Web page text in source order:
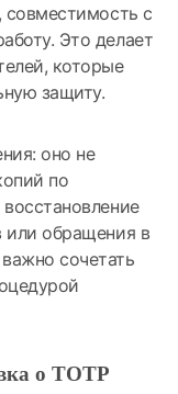
совместимость с
Это делает
которые
защиту.
оно не
по
или обращения в
сочетать
о TOTP